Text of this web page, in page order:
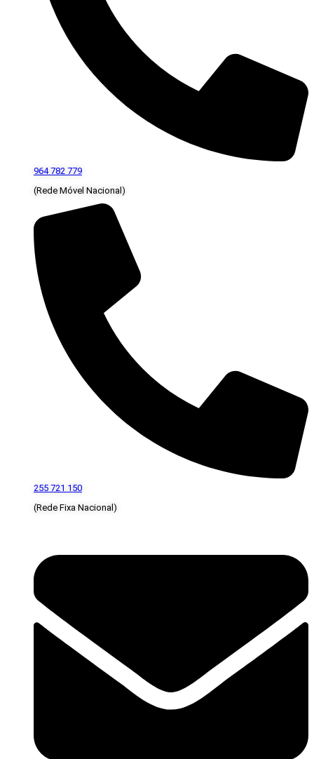
964 782 779
(Rede Móvel Nacional)
255 721 150
(Rede Fixa Nacional)